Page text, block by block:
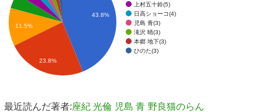
上村五十鈴(5)
日高ショーコ(4)
児島 青(3)
滝沢 晴(3)
本郷 地下(3)
ひのた(3)
43.8%
11.5%
23.8%
最近読んだ著者:座紀 光倫 児島 青 野良猫のらん